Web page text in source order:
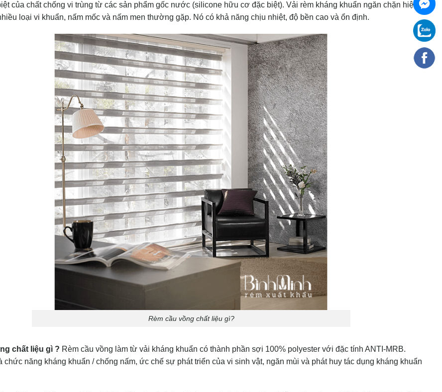
của chất chống vi trùng từ các sản phẩm gốc nước (silicone hữu cơ đặc biệt). Vải rèm kháng khuẩn ngăn chặn hiệu
loại vi khuẩn, nấm mốc và nấm men thường gặp. Nó có khả năng chịu nhiệt, độ bền cao và ổn định.
Rèm cầu vồng chất liệu gì?
chất liệu gì ? Rèm cầu vồng làm từ vải kháng khuẩn có thành phần sợi 100% polyester với đặc tính ANTI-MRB.
chức năng kháng khuẩn / chống nấm, ức chế sự phát triển của vi sinh vật, ngăn mùi và phát huy tác dụng kháng khuẩn